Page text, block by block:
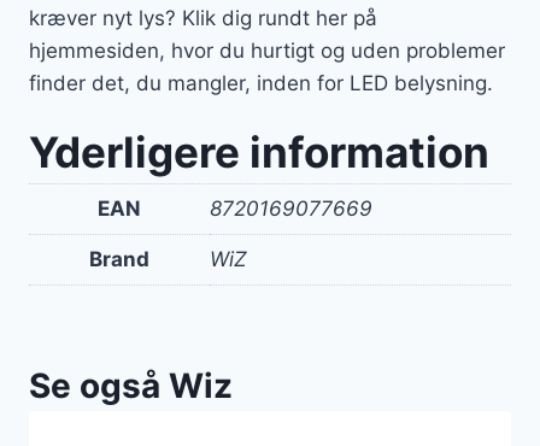
kræver nyt lys? Klik dig rundt her på
hjemmesiden, hvor du hurtigt og uden problemer
finder det, du mangler, inden for LED belysning.
Yderligere information
EAN 8720169077669
Brand WiZ
Se også Wiz